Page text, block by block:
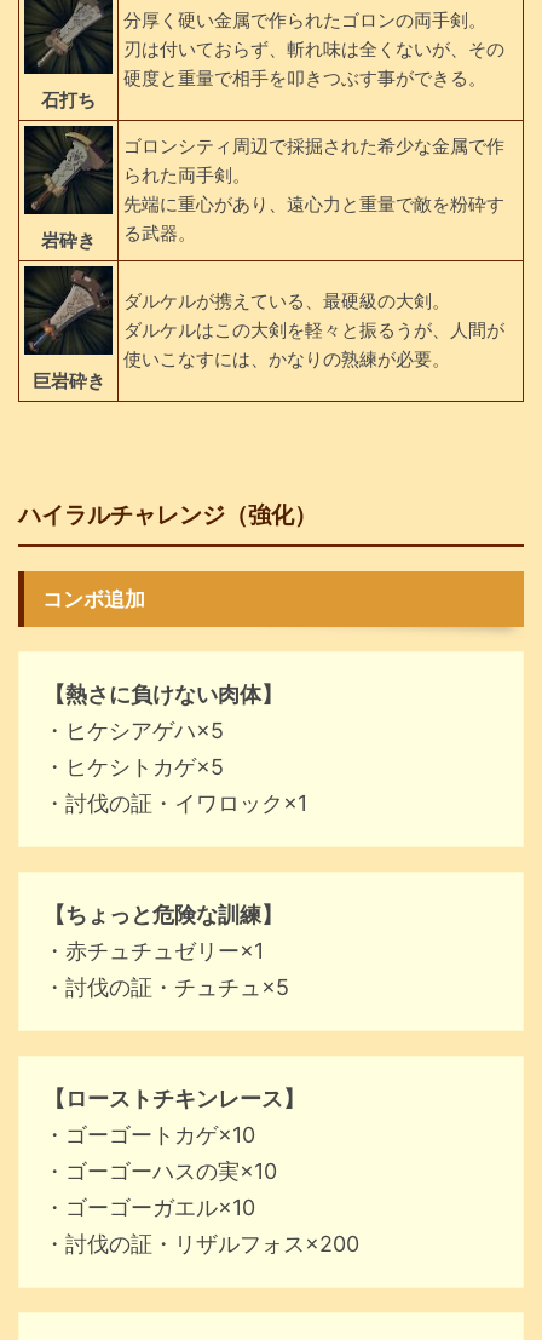
石打ち
分厚く硬い金属で作られたゴロンの両手剣。
刃は付いておらず、斬れ味は全くないが、その
硬度と重量で相手を叩きつぶす事ができる。
岩砕き
ゴロンシティ周辺で採掘された希少な金属で作
られた両手剣。
先端に重心があり、遠心力と重量で敵を粉砕す
る武器。
巨岩砕き
ダルケルが携えている、最硬級の大剣。
ダルケルはこの大剣を軽々と振るうが、人間が
使いこなすには、かなりの熟練が必要。
ハイラルチャレンジ（強化）
コンボ追加
【熱さに負けない肉体】
・ヒケシアゲハ×5
・ヒケシトカゲ×5
・討伐の証・イワロック×1
【ちょっと危険な訓練】
・赤チュチュゼリー×1
・討伐の証・チュチュ×5
【ローストチキンレース】
・ゴーゴートカゲ×10
・ゴーゴーハスの実×10
・ゴーゴーガエル×10
・討伐の証・リザルフォス×200